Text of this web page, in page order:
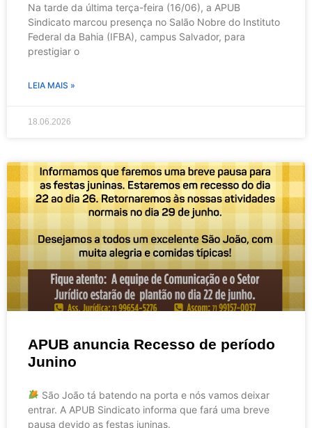
Na tarde da última terça-feira (16/06), a APUB
Sindicato marcou presença no Salão Nobre do Instituto
Federal da Bahia (IFBA), campus Salvador, para
prestigiar o
LEIA MAIS »
18.06.2026
APUB anuncia Recesso de período
Junino
São João tá batendo na porta e nós vamos deixar
entrar. A APUB Sindicato informa que fará uma breve
pausa devido as festas juninas.